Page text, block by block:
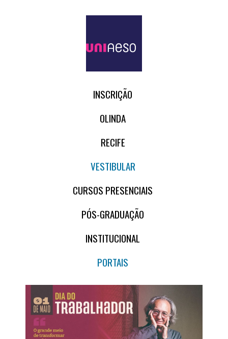
INSCRIÇÃO
OLINDA
RECIFE
VESTIBULAR
CURSOS PRESENCIAIS
PÓS-GRADUAÇÃO
INSTITUCIONAL
PORTAIS